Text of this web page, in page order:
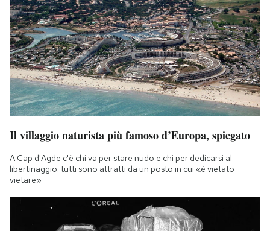
Il villaggio naturista più famoso d’Europa, spiegato
A Cap d'Agde c'è chi va per stare nudo e chi per dedicarsi al
libertinaggio: tutti sono attratti da un posto in cui «è vietato
vietare»